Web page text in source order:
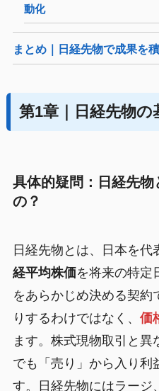
動化
まとめ｜日経先物で成果を
第1章｜日経先物の
具体的疑問：日経先
の？
日経先物とは、日本を代
経平均株価を将来の特定
をあらかじめ決める契約
りするわけではなく、 価
ます。株式現物取引と異
でも「売り」から入り利
す。日経先物にはラージ